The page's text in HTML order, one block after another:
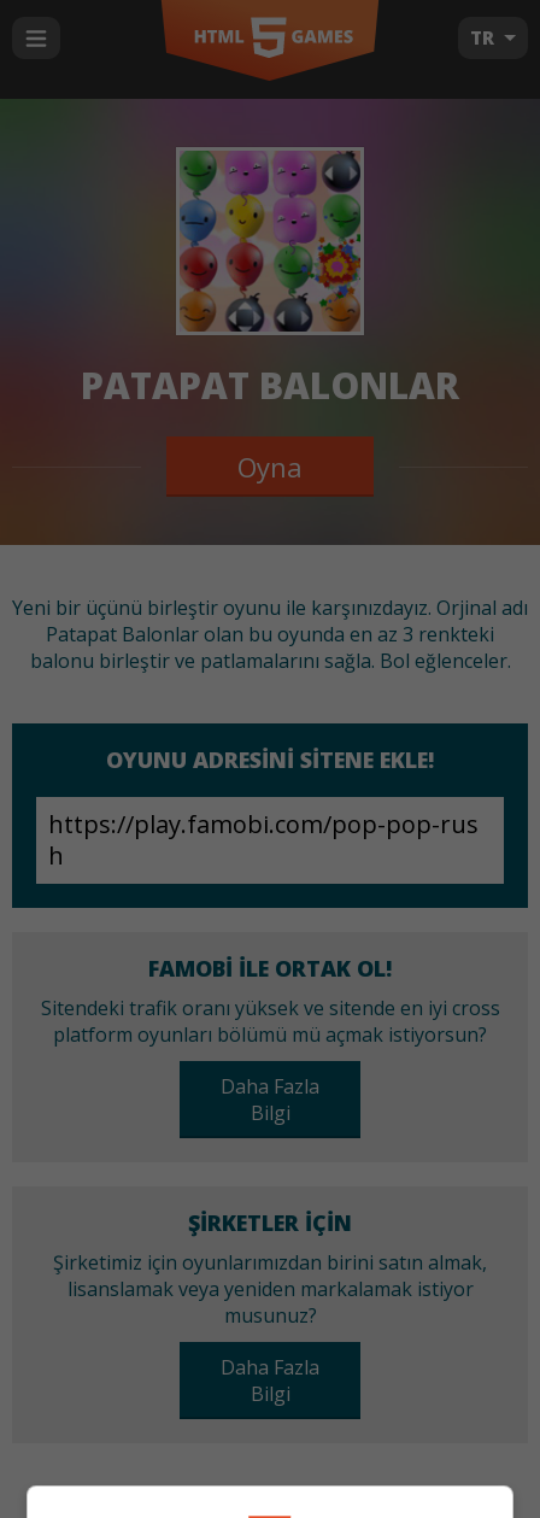
TR
PATAPAT BALONLAR
Oyna
Yeni bir üçünü birleştir oyunu ile karşınızdayız. Orjinal adı
Patapat Balonlar olan bu oyunda en az 3 renkteki
balonu birleştir ve patlamalarını sağla. Bol eğlenceler.
OYUNU ADRESINI SITENE EKLE!
FAMOBI ILE ORTAK OL!
Sitendeki trafik oranı yüksek ve sitende en iyi cross
platform oyunları bölümü mü açmak istiyorsun?
Daha Fazla
Bilgi
ŞIRKETLER IÇIN
Şirketimiz için oyunlarımızdan birini satın almak,
lisanslamak veya yeniden markalamak istiyor
musunuz?
Daha Fazla
Bilgi